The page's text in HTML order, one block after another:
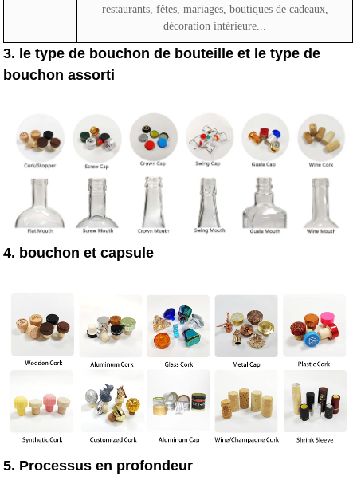
restaurants, fêtes, mariages, boutiques de cadeaux,
décoration intérieure...
3. le type de bouchon de bouteille et le type de
bouchon assorti
4. bouchon et capsule
5. Processus en profondeur